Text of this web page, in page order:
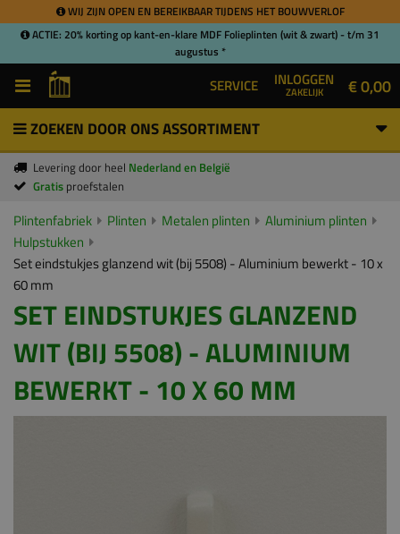
WIJ ZIJN OPEN EN BEREIKBAAR TIJDENS HET BOUWVERLOF
ACTIE: 20% korting op kant-en-klare MDF Folieplinten (wit & zwart) - t/m 31
augustus *
SERVICE INLOGGEN
ZAKELIJK € 0,00
ZOEKEN DOOR ONS ASSORTIMENT
Levering door heel Nederland en België
Gratis proefstalen
Plintenfabriek Plinten Metalen plinten
Aluminium plinten
Hulpstukken
Set eindstukjes glanzend wit (bij 5508) - Aluminium bewerkt - 10 x
60 mm
SET EINDSTUKJES GLANZEND
WIT (BIJ 5508) - ALUMINIUM
BEWERKT - 10 X 60 MM